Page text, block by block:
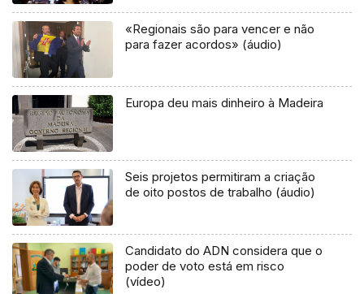
«Regionais são para vencer e não
para fazer acordos» (áudio)
Europa deu mais dinheiro à Madeira
Seis projetos permitiram a criação
de oito postos de trabalho (áudio)
Candidato do ADN considera que o
poder de voto está em risco
(vídeo)